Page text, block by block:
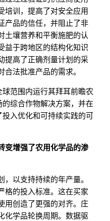
培训，提高了对安全应用
产品的信任，并阻止了非
土壤营养和平衡施肥的认
益于跨地区的结构化知识
提高了正确剂量计划的采
法批准产品的需求。
范围内运行其拜耳前瞻农
综合作物解决方案，并在
入优化和可持续实践的可
变增强了农用化学品的渗
以支持持续的年产量。
格的投入标准。这在买家
用创造了更强的对齐。庄
化学品轮换周期。数据驱